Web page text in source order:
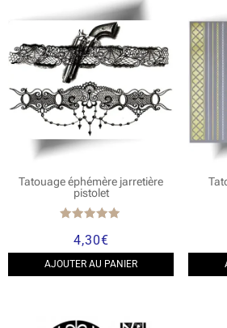
Tatouage éphémère jarretière
pistolet
5.00
sur 5
4,30€
AJOUTER AU PANIER